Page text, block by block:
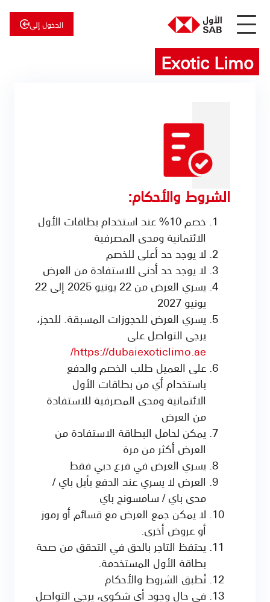
الدخول إلى
الأول
الأول
للاستثمار
Exotic Limo
الشروط والأحكام:
خصم 10% عند استخدام بطاقات الأول
الائتمانية ومدى المصرفية
لا يوجد حد أعلى للخصم
لا يوجد حد أدنى للاستفادة من العرض
يسري العرض من 22 يونيو 2025 إلى 22
يونيو 2027
يسري العرض للحجوزات المسبقة. للحجز،
يرجى التواصل على
https://dubaiexoticlimo.ae/
على العميل طلب الخصم والدفع
باستخدام أي من بطاقات الأول
الائتمانية ومدى المصرفية للاستفادة
من العرض
يمكن لحامل البطاقة الاستفادة من
العرض أكثر من مرة
يسري العرض في فرع دبي فقط
العرض لا يسري عند الدفع بأبل باي /
مدى باي / سامسونج باي
لا يمكن جمع العرض مع قسائم أو رموز
أو عروض أخرى.
يحتفظ التاجر بالحق في التحقق من صحة
بطاقة الأول المستخدمة.
تُطبق الشروط والأحكام
في حال وجود أي شكوى، يرجى التواصل